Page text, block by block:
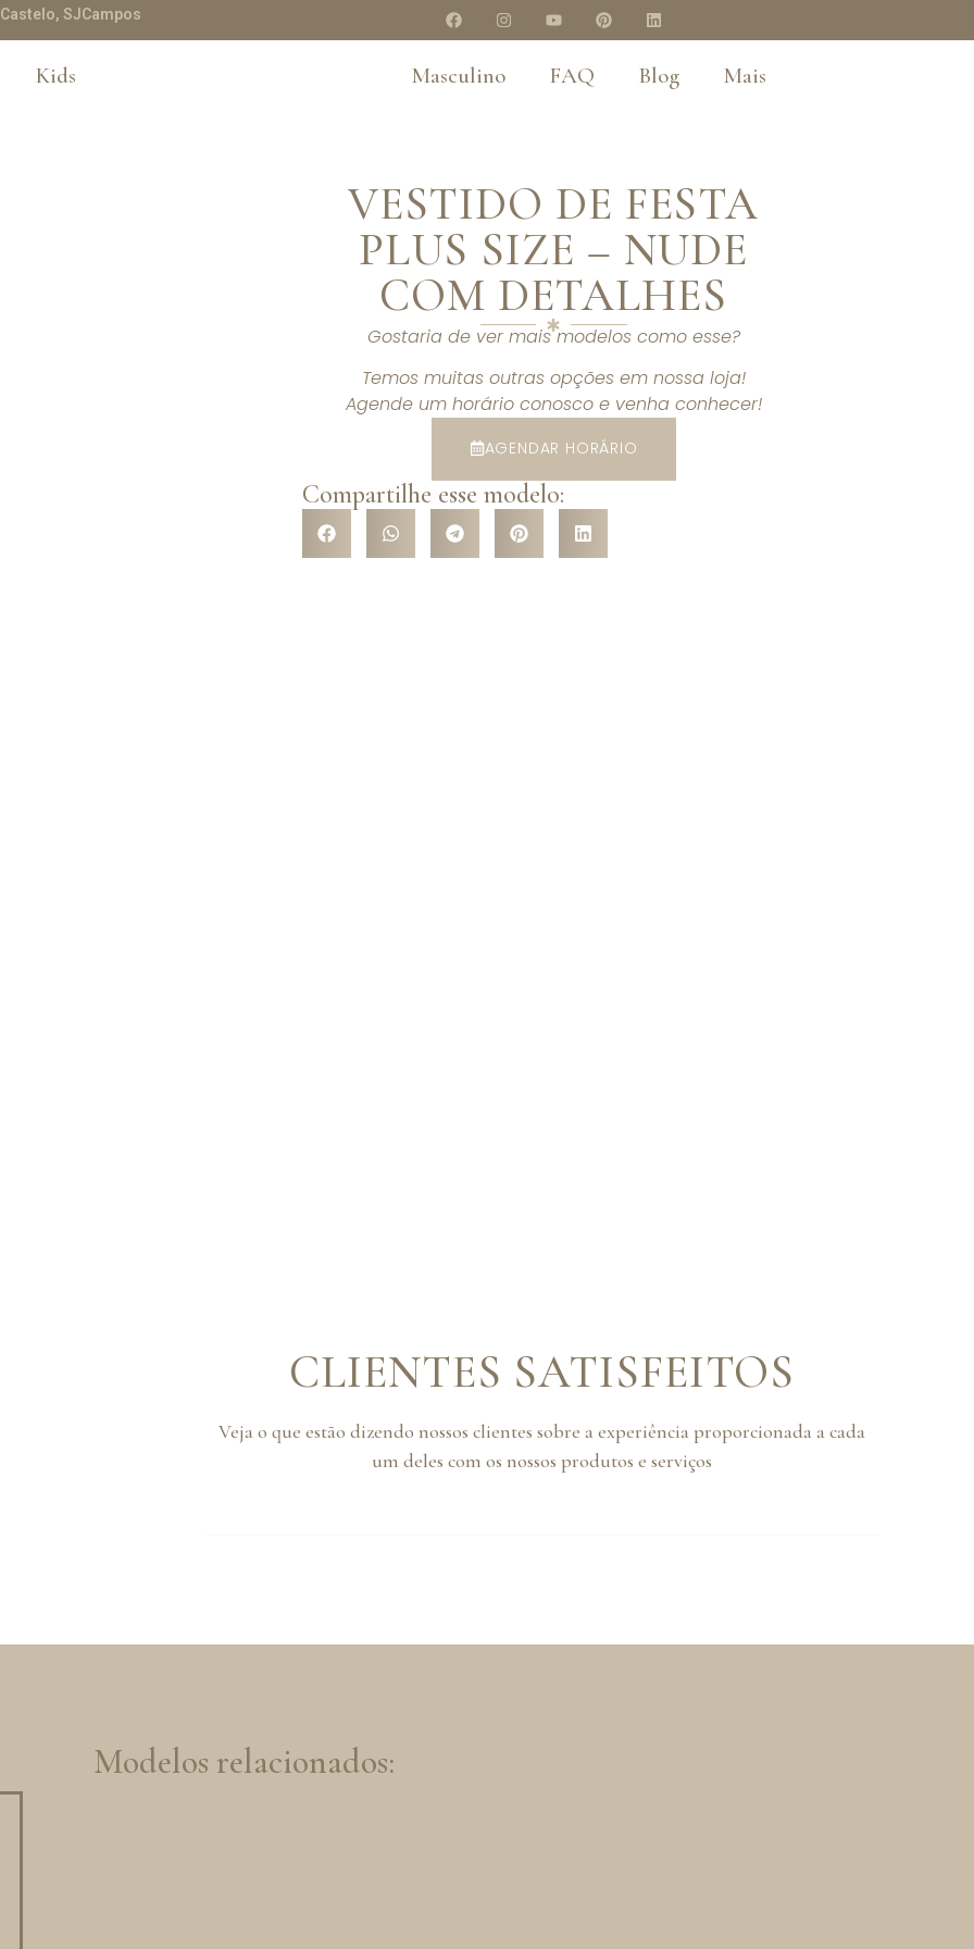
SJCampos
Kids Masculino FAQ Blog Mais
VESTIDO DE FESTA
PLUS SIZE – NUDE
COM DETALHES
Gostaria de ver mais modelos como esse?
Temos muitas outras opções em nossa loja!
Agende um horário conosco e venha conhecer!
AGENDAR HORÁRIO
Compartilhe esse modelo:
CLIENTES SATISFEITOS
Veja o que estão dizendo nossos clientes sobre a experiência proporcionada a cada
um deles com os nossos produtos e serviços
Modelos relacionados: